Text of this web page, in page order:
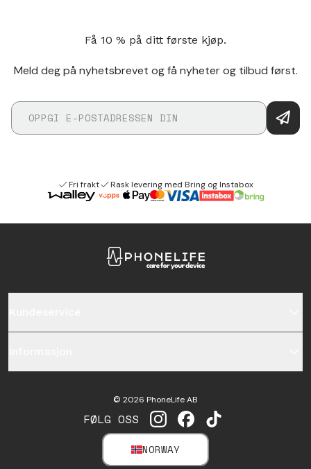
Få 10 % på ditt første kjøp.
Meld deg på nyhetsbrevet og få nyheter og tilbud først.
Fri frakt Rask levering med Bring og Instabox
FØLG OSS INSTAGRAM
FACEBOOKTIKTOK
NORWAY
SELECT MARKET
© 2026 PhoneLife AB